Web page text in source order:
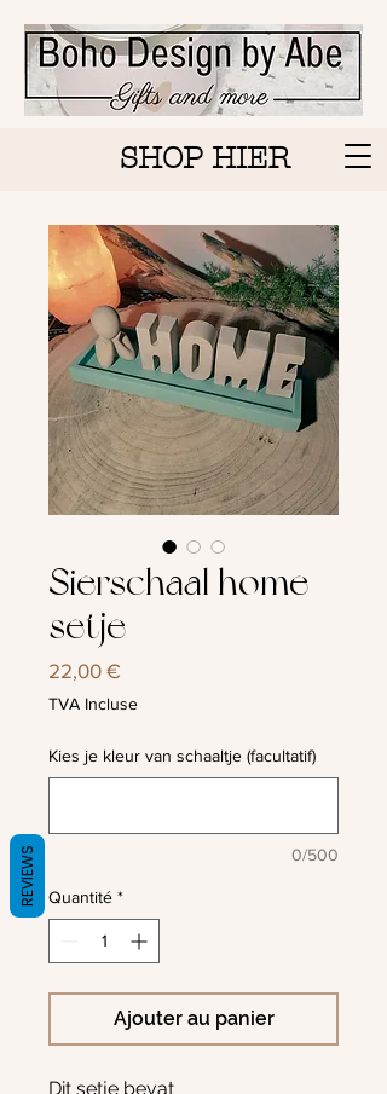
SHOP HIER
Sierschaal home
setje
22,00 €
TVA Incluse
Kies je kleur van schaaltje (facultatif)
0/500
Quantité *
Ajouter au panier
Dit setje bevat
REVIEWS